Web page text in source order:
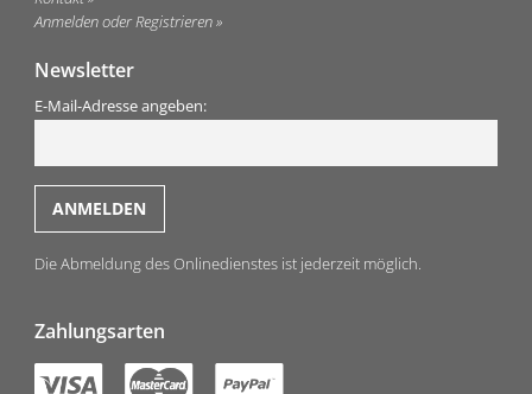
Anmelden oder Registrieren
Newsletter
E-Mail-Adresse angeben:
Die Abmeldung des Onlinedienstes ist jederzeit möglich.
Zahlungsarten